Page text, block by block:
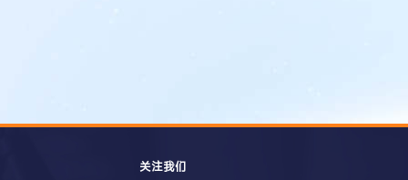
关注我们